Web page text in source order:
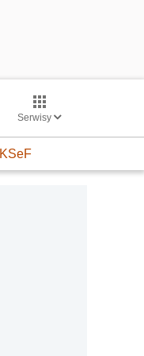
Serwisy
KSeF